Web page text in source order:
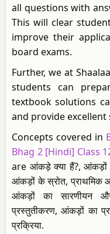
all questions with
This will clear
improve their
board exams.
Further, we at
students can
textbook solutions
and provide
Concepts covered in
Bhag 2 [Hindi] Class
are आंकड़े क्या हैं?, आंकड़ों
आंकड़ों के स्रोत, प्राथमिक
आंकड़ों का सारणीयन
प्रस्तुतीकरण, आंकड़ों का
प्रक्रिया.